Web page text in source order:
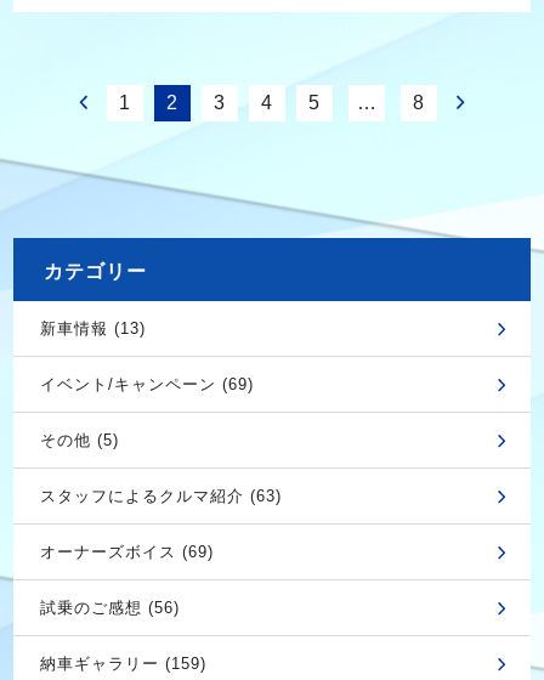
1 2 3 4 5 … 8
カテゴリー
新車情報 (13)
イベント/キャンペーン (69)
その他 (5)
スタッフによるクルマ紹介 (63)
オーナーズボイス (69)
試乗のご感想 (56)
納車ギャラリー (159)